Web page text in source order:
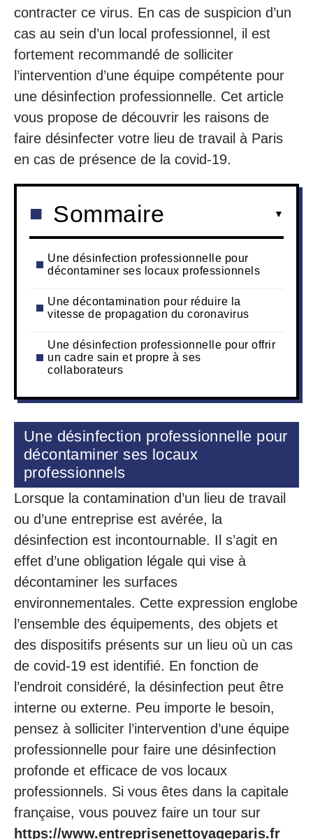
contracter ce virus. En cas de suspicion d’un
cas au sein d’un local professionnel, il est
fortement recommandé de solliciter
l’intervention d’une équipe compétente pour
une désinfection professionnelle. Cet article
vous propose de découvrir les raisons de
faire désinfecter votre lieu de travail à Paris
en cas de présence de la covid-19.
Sommaire
Une désinfection professionnelle pour
décontaminer ses locaux professionnels
Une décontamination pour réduire la
vitesse de propagation du coronavirus
Une désinfection professionnelle pour offrir
un cadre sain et propre à ses
collaborateurs
Une désinfection professionnelle pour
décontaminer ses locaux
professionnels
Lorsque la contamination d’un lieu de travail
ou d’une entreprise est avérée, la
désinfection est incontournable. Il s’agit en
effet d’une obligation légale qui vise à
décontaminer les surfaces
environnementales. Cette expression englobe
l’ensemble des équipements, des objets et
des dispositifs présents sur un lieu où un cas
de covid-19 est identifié. En fonction de
l’endroit considéré, la désinfection peut être
interne ou externe. Peu importe le besoin,
pensez à solliciter l’intervention d’une équipe
professionnelle pour faire une désinfection
profonde et efficace de vos locaux
professionnels. Si vous êtes dans la capitale
française, vous pouvez faire un tour sur
https://www.entreprisenettoyageparis.fr